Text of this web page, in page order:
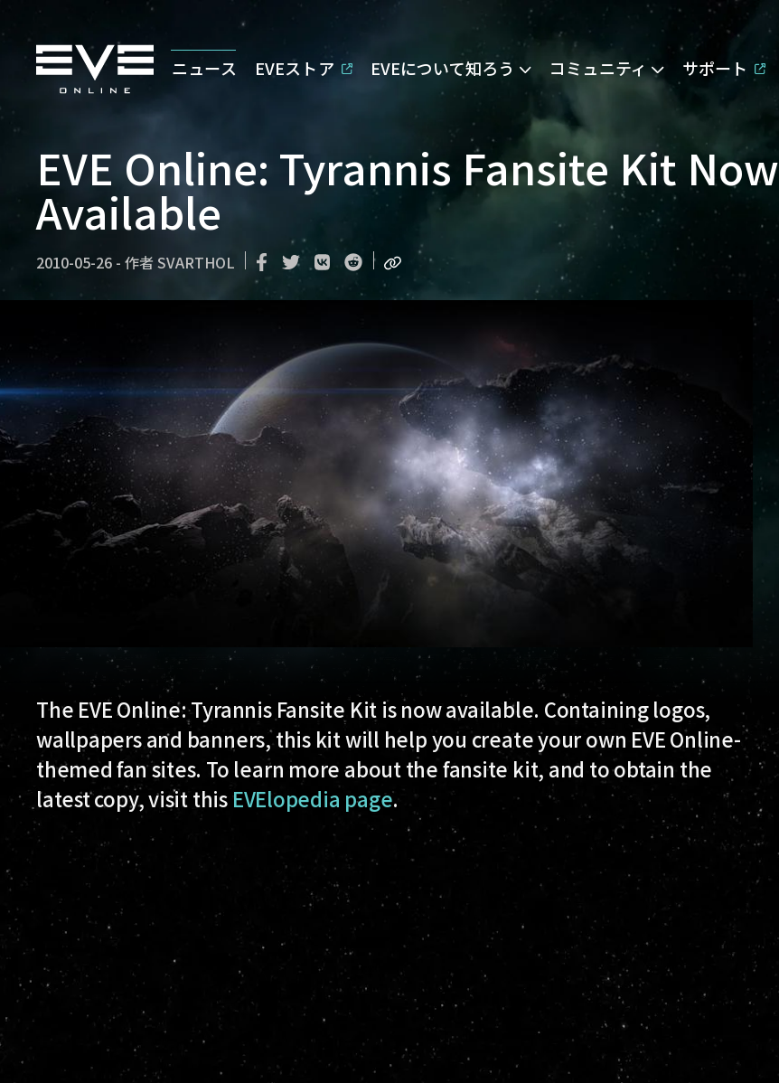
ニュース EVEストア EVEについて知ろう コミュニティ サポート
EVE Online: Tyrannis Fansite Kit Now
Available
2010-05-26 - 作者 SVARTHOL
The EVE Online: Tyrannis Fansite Kit is now available. Containing logos,
wallpapers and banners, this kit will help you create your own EVE Online-
themed fan sites. To learn more about the fansite kit, and to obtain the
latest copy, visit this EVElopedia page.